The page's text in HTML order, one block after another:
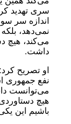
سری تهدید
اندازه سر
نمی‌دهد،
می‌کند، هیچ
داشت.
او تصریح
نفع جمهوری
می‌توانست
هیچ
باشیم این